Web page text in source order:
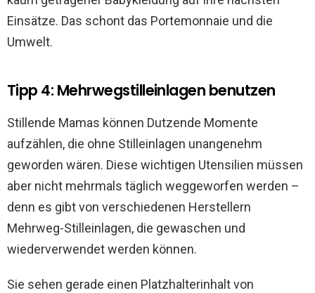
Einsätze. Das schont das Portemonnaie und die
Umwelt.
Tipp 4: Mehrwegstilleinlagen benutzen
Stillende Mamas können Dutzende Momente
aufzählen, die ohne Stilleinlagen unangenehm
geworden wären. Diese wichtigen Utensilien müssen
aber nicht mehrmals täglich weggeworfen werden –
denn es gibt von verschiedenen Herstellern
Mehrweg-Stilleinlagen, die gewaschen und
wiederverwendet werden können.
Sie sehen gerade einen Platzhalterinhalt von